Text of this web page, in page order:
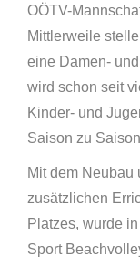
OÖTV-
Mittlerweile
eine Damen-
wird schon seit
Kinder- und
Saison zu
Mit dem Neubau
zusätzlichen
Platzes, wurde
Sport